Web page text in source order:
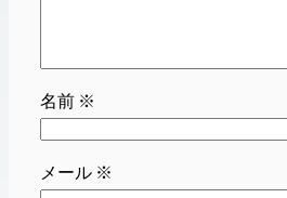
名前 ※
メール ※